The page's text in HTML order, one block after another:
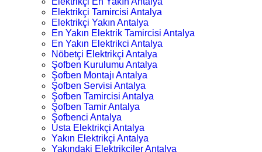
Elektrikçi Tamircisi Antalya
Elektrikçi Yakın Antalya
En Yakın Elektrik Tamircisi Antalya
En Yakın Elektrikci Antalya
Nöbetçi Elektrikçi Antalya
Şofben Kurulumu Antalya
Şofben Montajı Antalya
Şofben Servisi Antalya
Şofben Tamircisi Antalya
Şofben Tamir Antalya
Şofbenci Antalya
Usta Elektrikçi Antalya
Yakın Elektrikçi Antalya
Yakındaki Elektrikçiler Antalya